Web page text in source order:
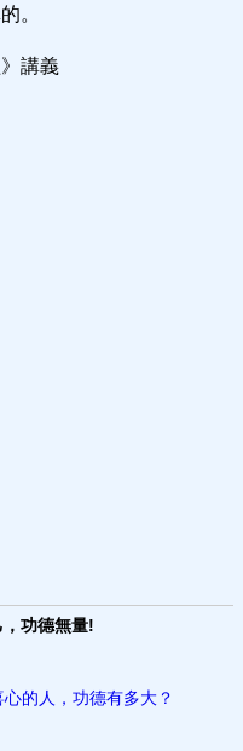
。
講義
功德無量!
的人，功德有多大？